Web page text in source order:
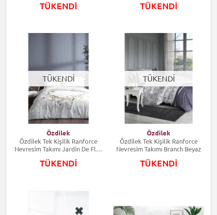
TÜKENDİ TÜKENDİ
TÜKENDİ
Özdilek
Özdilek Tek Kişilik Ranforce
Nevresim Takımı Jardin De Flor
TÜKENDİ
TÜKENDİ
Özdilek
Özdilek Tek Kişilik Ranforce
Nevresim Takımı Branch Beyaz
TÜKENDİ